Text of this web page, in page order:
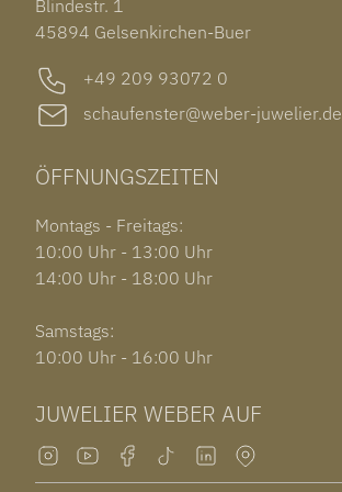
GARMIN VENU 3S
Blindestr. 1
45894 Gelsenkirchen-Buer
+49 209 93072 0
schaufenster@weber-juwelier.de
ÖFFNUNGSZEITEN
Montags - Freitags:
10:00 Uhr - 13:00 Uhr
14:00 Uhr - 18:00 Uhr
Samstags:
10:00 Uhr - 16:00 Uhr
JUWELIER WEBER AUF